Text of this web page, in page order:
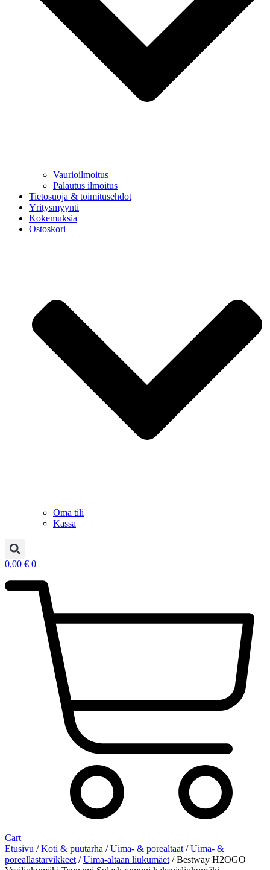
Vaurioilmoitus
Palautus ilmoitus
Tietosuoja & toimitusehdot
Yritysmyynti
Kokemuksia
Ostoskori
Oma tili
Kassa
0,00 € 0
Cart
Etusivu /Koti & puutarha /Uima- & porealtaat /Uima- &
poreallastarvikkeet /Uima-altaan liukumäet / Bestway H2OGO